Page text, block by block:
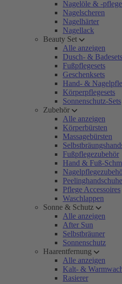
Nagelöle & -
Nagelscheren
Nagelhärter
Nagellack
Beauty Set
Alle anzeigen
Dusch- & Badesets
Fußpflegesets
Geschenksets
Hand- &
Körperpflegesets
Sonnenschutz-Sets
Zubehör
Alle anzeigen
Körperbürsten
Massagebürsten
Fußpflegezubehör
Hand & Fuß-
Peelinghandschuhe
Pflege Accessoires
Waschlappen
Sonne & Schutz
Alle anzeigen
After Sun
Selbstbräuner
Sonnenschutz
Haarentfernung
Alle anzeigen
Kalt- &
Rasierer